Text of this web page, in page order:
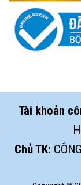
Tài khoản
Chủ TK: